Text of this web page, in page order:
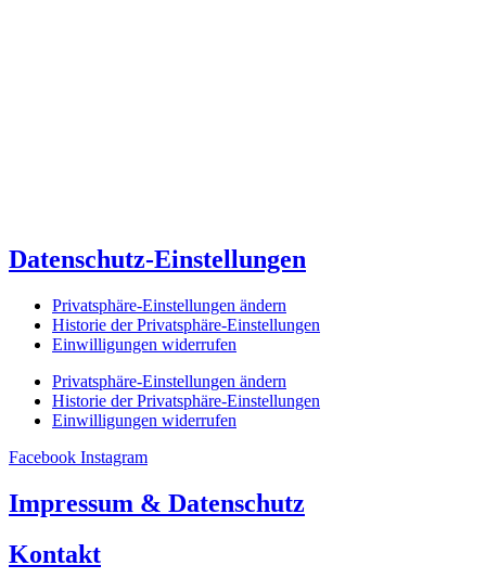
Datenschutz-Einstellungen
Privatsphäre-Einstellungen ändern
Historie der Privatsphäre-Einstellungen
Einwilligungen widerrufen
Privatsphäre-Einstellungen ändern
Historie der Privatsphäre-Einstellungen
Einwilligungen widerrufen
Facebook Instagram
Impressum & Datenschutz
Kontakt